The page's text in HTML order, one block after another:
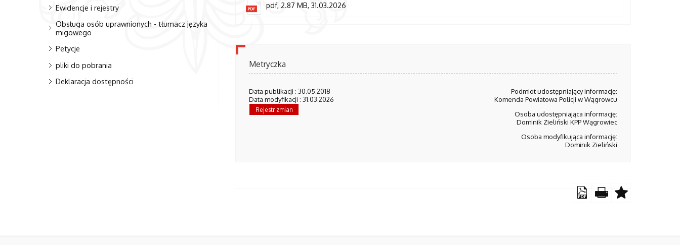
Ewidencje i rejestry
Obsługa osób uprawnionych - tłumacz języka
migowego
Petycje
pliki do pobrania
Deklaracja dostępności
pdf, 2.87 MB, 31.03.2026
Metryczka
Data publikacji : 30.05.2018
Data modyfikacji : 31.03.2026
Rejestr zmian
Podmiot udostępniający informację:
Komenda Powiatowa Policji w Wągrowcu
Osoba udostępniająca informację:
Dominik Zieliński KPP Wągrowiec
Osoba modyfikująca informację:
Dominik Zieliński